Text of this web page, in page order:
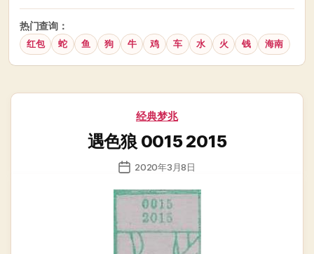
热门查询：
红包 蛇 鱼 狗 牛 鸡 车 水 火 钱 海南
分
经典梦兆
遇色狼 0015 2015
发
日
2020年3月8日